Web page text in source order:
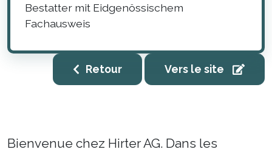
Bestatter mit Eidgenössischem
Fachausweis
Retour Vers le site
Bienvenue chez Hirter AG. Dans les